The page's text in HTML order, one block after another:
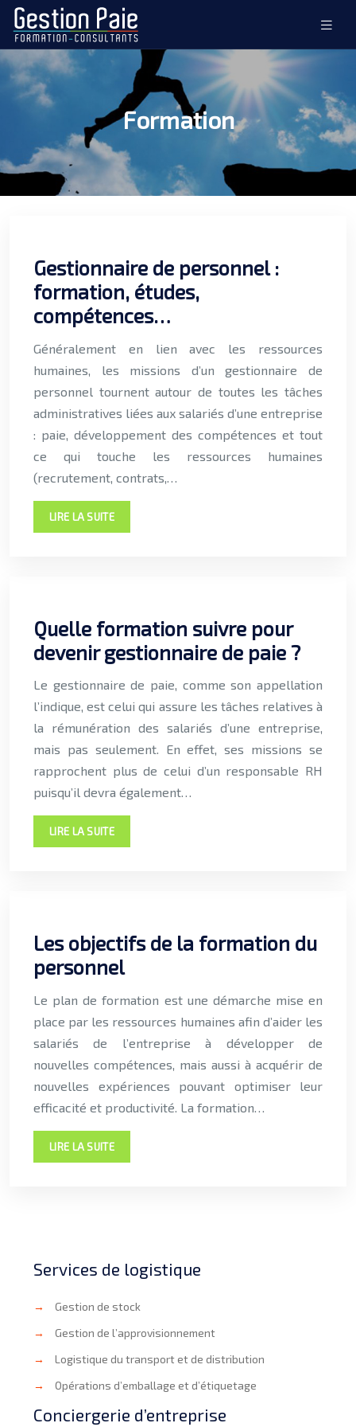
Formation
Gestionnaire de personnel :
formation, études,
compétences…
Généralement en lien avec les ressources
humaines, les missions d’un gestionnaire de
personnel tournent autour de toutes les tâches
administratives liées aux salariés d’une entreprise
: paie, développement des compétences et tout
ce qui touche les ressources humaines
(recrutement, contrats,…
LIRE LA SUITE
Quelle formation suivre pour
devenir gestionnaire de paie ?
Le gestionnaire de paie, comme son appellation
l’indique, est celui qui assure les tâches relatives à
la rémunération des salariés d’une entreprise,
mais pas seulement. En effet, ses missions se
rapprochent plus de celui d’un responsable RH
puisqu’il devra également…
LIRE LA SUITE
Les objectifs de la formation du
personnel
Le plan de formation est une démarche mise en
place par les ressources humaines afin d’aider les
salariés de l’entreprise à développer de
nouvelles compétences, mais aussi à acquérir de
nouvelles expériences pouvant optimiser leur
efficacité et productivité. La formation…
LIRE LA SUITE
Services de logistique
→
Gestion de stock
→
Gestion de l’approvisionnement
→
Logistique du transport et de distribution
→
Opérations d’emballage et d’étiquetage
Conciergerie d’entreprise